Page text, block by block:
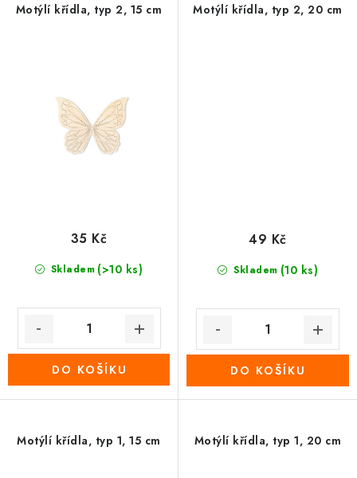
Motýlí křídla, typ 2, 15 cm
Skladem (>10 ks)
35 Kč
DO KOŠÍKU
Motýlí křídla, typ 2, 20 cm
Skladem (10 ks)
49 Kč
DO KOŠÍKU
Motýlí křídla, typ 1, 15 cm Motýlí křídla, typ 1, 20 cm